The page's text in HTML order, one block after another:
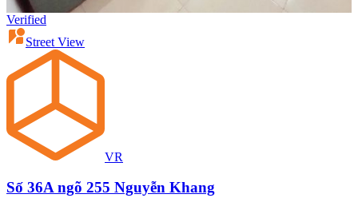
Verified
Street View
VR
Số 36A ngõ 255 Nguyễn Khang